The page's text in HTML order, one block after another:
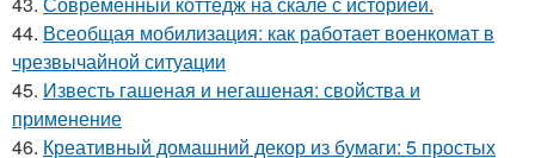
44. Всеобщая мобилизация: как работает военкомат в
чрезвычайной ситуации
45. Известь гашеная и негашеная: свойства и
применение
46. Креативный домашний декор из бумаги: 5 простых